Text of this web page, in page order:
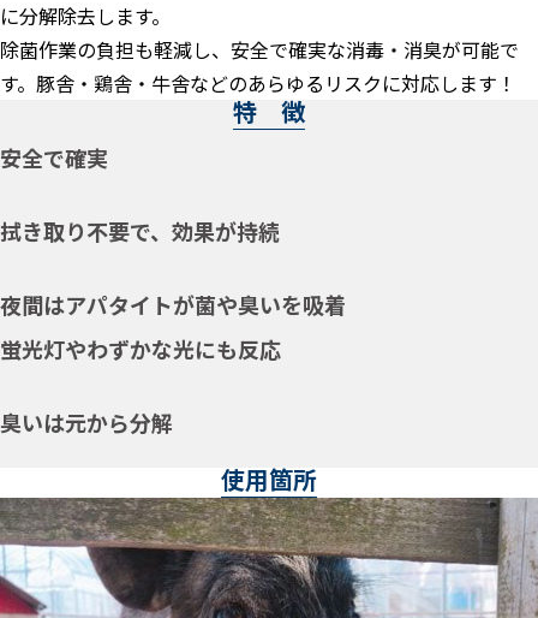
に分解除去します。
除菌作業の負担も軽減し、安全で確実な消毒・消臭が可能で
す。豚舎・鶏舎・牛舎などのあらゆるリスクに対応します！
特 徴
安全で確実
拭き取り不要で、効果が持続
夜間はアパタイトが菌や臭いを吸着
蛍光灯やわずかな光にも反応
臭いは元から分解
使用箇所